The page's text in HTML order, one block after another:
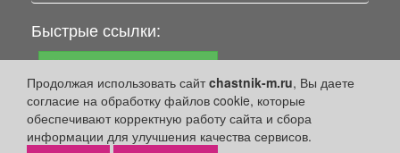
Продолжая использовать сайтchastnik-m.ru, Вы даете
согласие на обработку файлов cookie, которые
обеспечивают корректную работу сайта и сбора
информации для улучшения качества сервисов.
Быстрые ссылки:
Установить приложение
Личный кабинет
Подать объявление
Подать объявление в газету